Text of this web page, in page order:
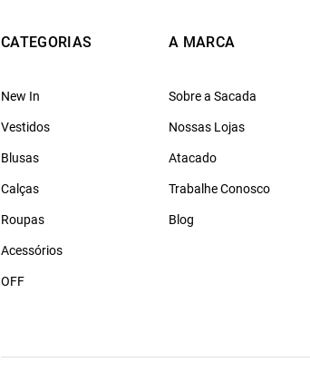
CATEGORIAS
New In
Vestidos
Blusas
Calças
Roupas
Acessórios
OFF
A MARCA
Sobre a Sacada
Nossas Lojas
Atacado
Trabalhe Conosco
Blog